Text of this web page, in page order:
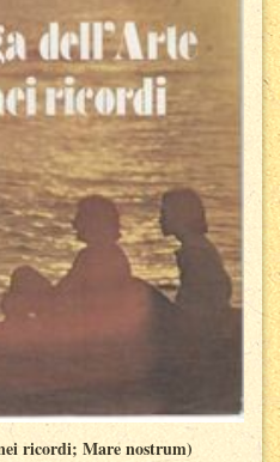
ricordi; Mare nostrum)